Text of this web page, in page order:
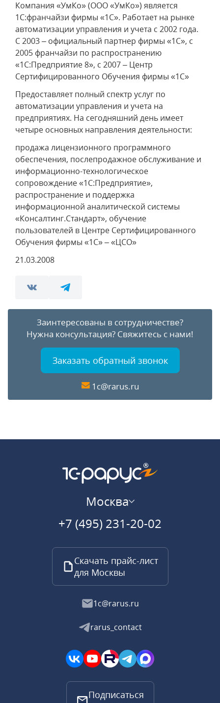
Компания «УмКо» (ООО «УмКо») является
1C:франчайзи фирмы «1С». Работает на рынке
автоматизации управления и учета с 2002 года.
С 2003 – официальный партнер фирмы «1С», с
2005 франчайзи по распространению
«1С:Предприятие 8», с 2007 – Центр
Сертифицированного Обучения фирмы «1С»
Предоставляет полный спектр услуг по
автоматизации управления и учета на
предприятиях. На сегодняшний день имеет
четыре основных направления деятельности:
продажа лицензионного программного
обеспечения, послепродажное обслуживание и
информационно-технологическое
сопровождение «1С:Предприятие»,
распространение и поддержка
информационной аналитической системы
«Консалтинг.Стандарт», обучение
пользователей в Центре Сертифицированного
Обучения фирмы «1С» – «ЦСО»
21.03.2008
Заинтересованы в сотрудничестве?
Нужна консультация? Свяжитесь с нами!
Заказать обратный звонок
1c@rarus.ru
Москва
+7 (495) 231-20-02
Скачать прайс-лист
для Москвы
1c@rarus.ru
rarus_contact
Подписаться